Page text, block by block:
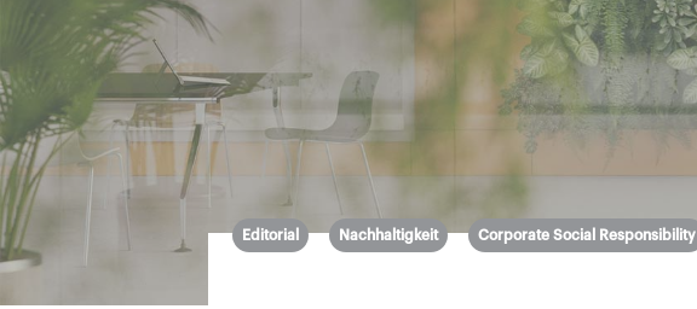
Editorial Nachhaltigkeit Corporate Social Responsibility